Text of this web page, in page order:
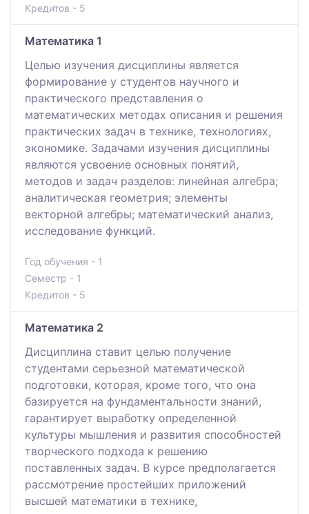
Кредитов - 5
Математика 1
Целью изучения дисциплины является
формирование у студентов научного и
практического представления о
математических методах описания и решения
практических задач в технике, технологиях,
экономике. Задачами изучения дисциплины
являются усвоение основных понятий,
методов и задач разделов: линейная алгебра;
аналитическая геометрия; элементы
векторной алгебры; математический анализ,
исследование функций.
Год обучения - 1
Семестр - 1
Кредитов - 5
Математика 2
Дисциплина ставит целью получение
студентами серьезной математической
подготовки, которая, кроме того, что она
базируется на фундаментальности знаний,
гарантирует выработку определенной
культуры мышления и развития способностей
творческого подхода к решению
поставленных задач. В курсе предполагается
рассмотрение простейших приложений
высшей математики в технике,